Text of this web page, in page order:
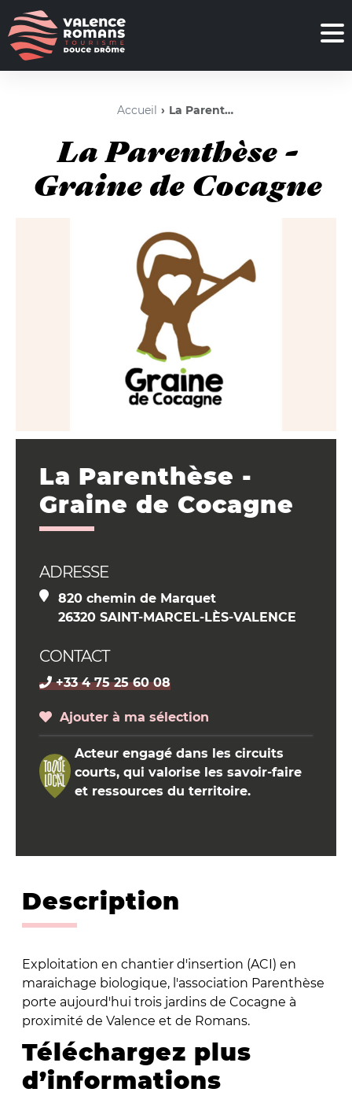
Accueil La Parenthèse - Graine de Cocagne
La Parenthèse -
Graine de Cocagne
La Parenthèse -
Graine de Cocagne
ADRESSE
820 chemin de Marquet
26320 SAINT-MARCEL-LÈS-VALENCE
CONTACT
+33 4 75 25 60 08
Ajouter à ma sélection
Acteur engagé dans les circuits
courts, qui valorise les savoir-faire
et ressources du territoire.
Description
Exploitation en chantier d'insertion (ACI) en
maraichage biologique, l'association Parenthèse
porte aujourd'hui trois jardins de Cocagne à
proximité de Valence et de Romans.
Téléchargez plus
d’informations